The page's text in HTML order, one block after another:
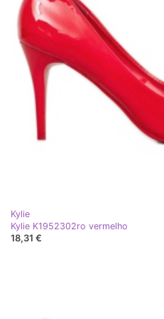
Kylie
Kylie K1952302ro vermelho
18,31 €